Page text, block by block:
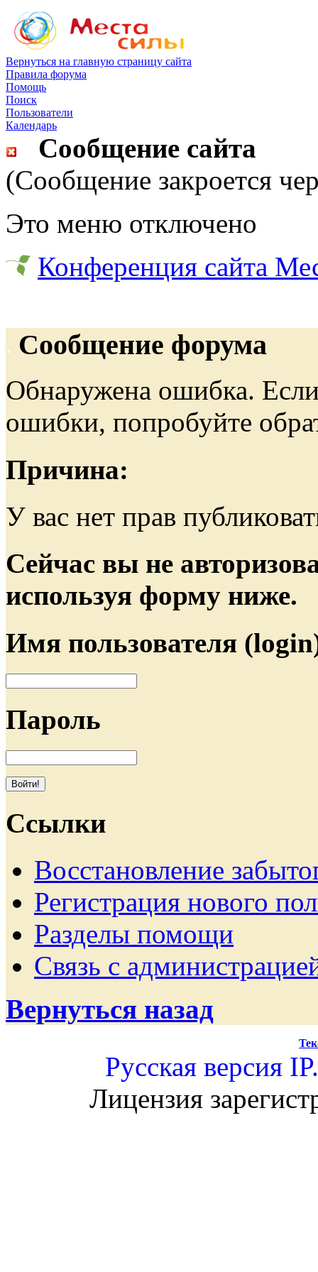
Вернуться на главную страницу сайта
Правила форума
Помощь
Поиск
Пользователи
Календарь
Сообщение сайта
(Сообщение закроется
Это меню отключено
Конференция сайта
Сообщение форума
Обнаружена ошибка.
ошибки, попробуйте
Причина:
У вас нет прав
Сейчас вы не
используя форму ниже.
Имя пользователя
Пароль
Ссылки
Восстановление
Регистрация нового
Разделы помощи
Связь с
Вернуться назад
Русская версия
Лицензия